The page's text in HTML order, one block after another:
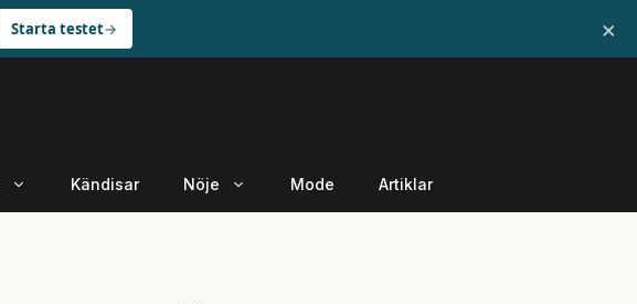
Kändisar Nöje Mode Artiklar
Starta testet ×